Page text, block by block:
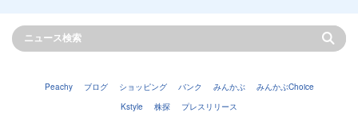
Peachy ブログ ショッピング バンク みんかぶ
みんかぶChoice
Kstyle
株探 プレスリリース